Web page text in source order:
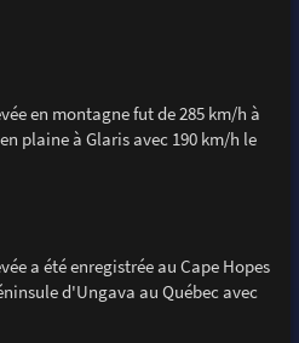
en montagne fut de 285 km/h à
plaine à Glaris avec 190 km/h le
a été enregistrée au Cape Hopes
d'Ungava au Québec avec